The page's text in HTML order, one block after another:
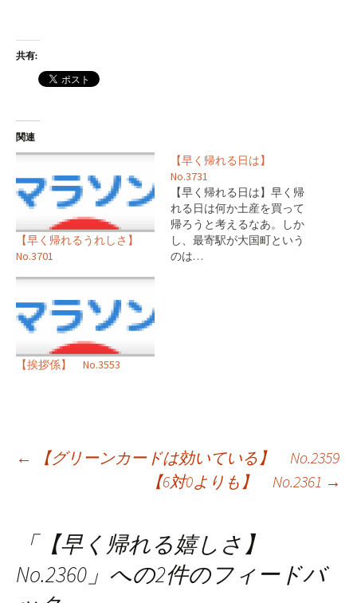
共有:
関連
【早く帰れるうれしさ】
No.3701
【早く帰れる日は】
No.3731
【早く帰れる日は】早く帰
れる日は何か土産を買って
帰ろうと考えるなあ。しか
し、最寄駅が大国町という
のは…
【挨拶係】 No.3553
投
ゲ
←
【グリーンカードは効いている】 No.2359
【6対0よりも】 No.2361 →
「【早く帰れる嬉しさ】
No.2360 」への2件のフィードバ